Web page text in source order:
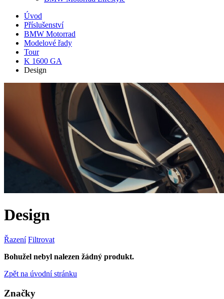
Úvod
Příslušenství
BMW Motorrad
Modelové řady
Tour
K 1600 GA
Design
Design
Řazení Filtrovat
Bohužel nebyl nalezen žádný produkt.
Zpět na úvodní stránku
Značky